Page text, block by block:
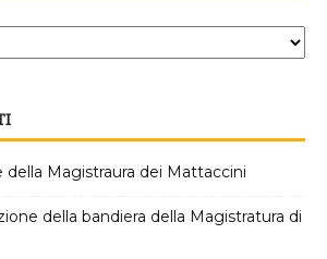
della Magistraura dei Mattaccini
della bandiera della Magistratura di